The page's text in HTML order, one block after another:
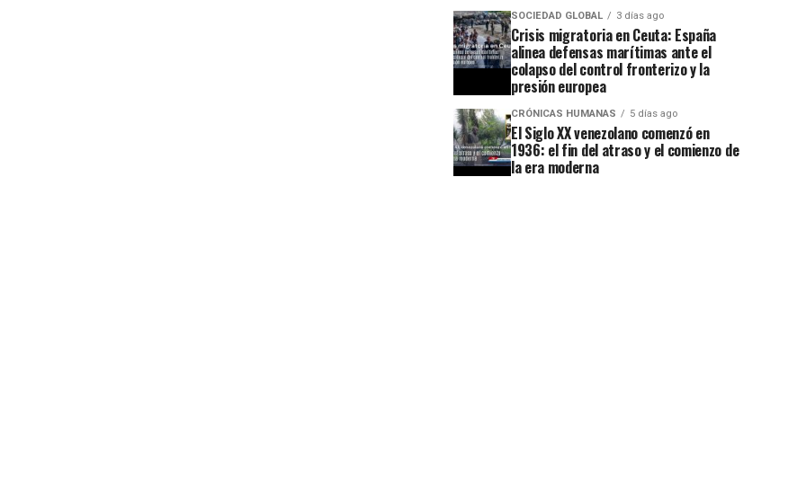
SOCIEDAD GLOBAL 3 días ago
Crisis migratoria en Ceuta: España
alinea defensas marítimas ante el
colapso del control fronterizo y la
presión europea
CRÓNICAS HUMANAS 5 días ago
El Siglo XX venezolano comenzó en
1936: el fin del atraso y el comienzo de
la era moderna